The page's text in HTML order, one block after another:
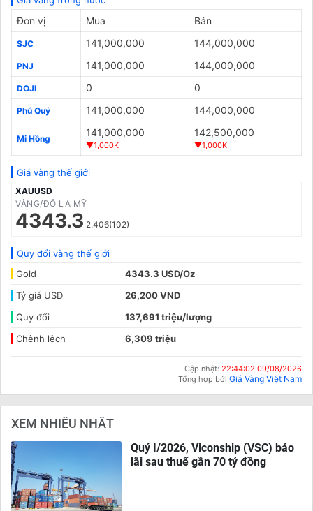
Đơn vị Mua Bán
SJC 141,000,000 144,000,000
PNJ 141,000,000 144,000,000
DOJI 0 0
Phú Quý 141,000,000 144,000,000
Mi Hồng
141,000,000
▼1,000K
142,500,000
▼1,000K
Giá vàng thế giới
XAUUSD
VÀNG/ĐÔ LA MỸ
4343.3 2.406(102)
Quy đổi vàng thế giới
Gold
4343.3 USD/Oz
Tỷ giá USD
26,200 VND
Quy đổi
137,691 triệu/lượng
Chênh lệch
6,309 triệu
Cập nhật: 22:44:02 09/08/2026
Tổng hợp bởi Giá Vàng Việt Nam
XEM NHIỀU NHẤT
Quý I/2026, Viconship (VSC) báo
lãi sau thuế gần 70 tỷ đồng